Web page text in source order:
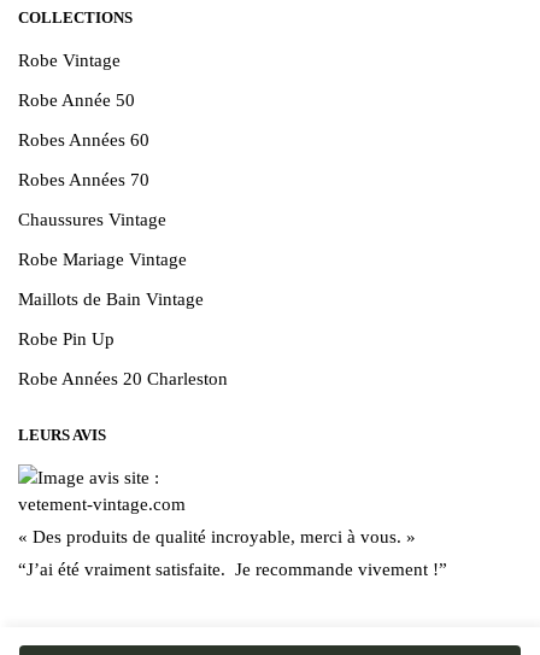
COLLECTIONS
Robe Vintage
Robe Année 50
Robes Années 60
Robes Années 70
Chaussures Vintage
Robe Mariage Vintage
Maillots de Bain Vintage
Robe Pin Up
Robe Années 20 Charleston
LEURS AVIS
« Des produits de qualité incroyable, merci à vous. »
“J’ai été vraiment satisfaite. Je recommande vivement !”